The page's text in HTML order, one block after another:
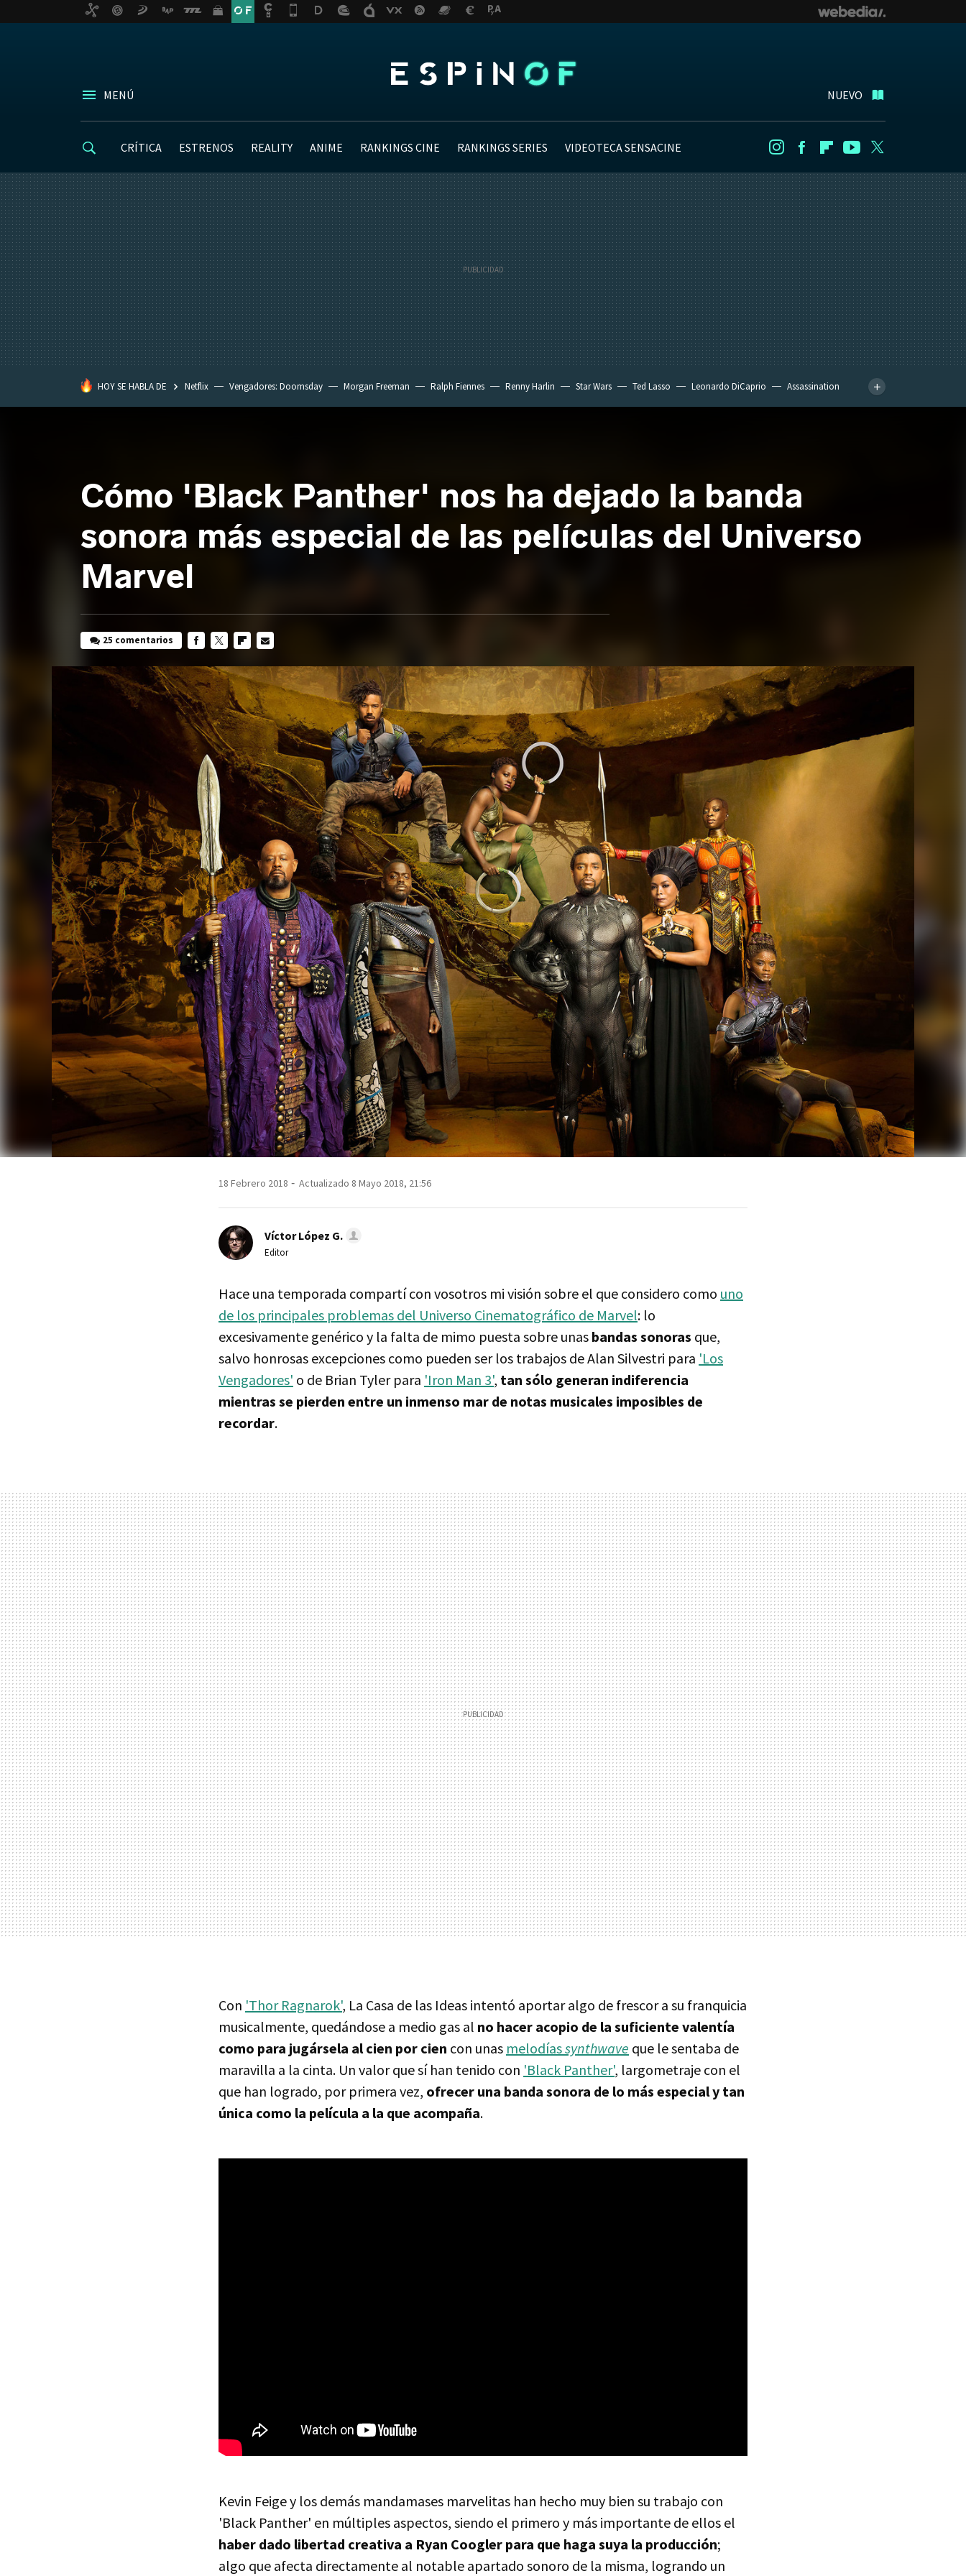
MENÚ NUEVO
CRÍTICA ESTRENOS REALITY ANIME RANKINGS CINE RANKINGS SERIES VIDEOTECA SENSACINE InstagramFacebookFlipboard
Youtube
HOY SE HABLA DE Netflix Vengadores: Doomsday Morgan Freeman Ralph Fiennes Renny Harlin Star Wars Ted Lasso Leonardo DiCaprio
Assassination
Cómo 'Black Panther' nos ha dejado la banda
sonora más especial de las películas del Universo
Marvel
25 comentarios
MAIL
18 Febrero 2018 Actualizado 8 Mayo 2018, 21:56
Víctor López G.
Editor
Hace una temporada compartí con vosotros mi visión sobre el que considero como uno
de los principales problemas del Universo Cinematográfico de Marvel: lo
excesivamente genérico y la falta de mimo puesta sobre unas bandas sonoras que,
salvo honrosas excepciones como pueden ser los trabajos de Alan Silvestri para 'Los
Vengadores' o de Brian Tyler para 'Iron Man 3', tan sólo generan indiferencia
mientras se pierden entre un inmenso mar de notas musicales imposibles de
recordar.
Con 'Thor Ragnarok', La Casa de las Ideas intentó aportar algo de frescor a su franquicia
musicalmente, quedándose a medio gas al no hacer acopio de la suficiente valentía
como para jugársela al cien por cien con unas melodíassynthwave que le sentaba de
maravilla a la cinta. Un valor que sí han tenido con 'Black Panther', largometraje con el
que han logrado, por primera vez, ofrecer una banda sonora de lo más especial y tan
única como la película a la que acompaña.
Kevin Feige y los demás mandamases marvelitas han hecho muy bien su trabajo con
'Black Panther' en múltiples aspectos, siendo el primero y más importante de ellos el
haber dado libertad creativa a Ryan Coogler para que haga suya la producción;
algo que afecta directamente al notable apartado sonoro de la misma, logrando un